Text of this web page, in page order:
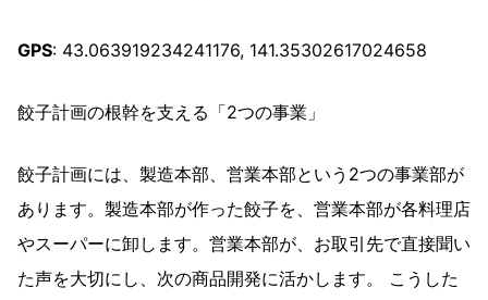
GPS: 43.063919234241176, 141.35302617024658
餃子計画の根幹を支える「2つの事業」
餃子計画には、製造本部、営業本部という2つの事業部が
あります。製造本部が作った餃子を、営業本部が各料理店
やスーパーに卸します。営業本部が、お取引先で直接聞い
た声を大切にし、次の商品開発に活かします。 こうした